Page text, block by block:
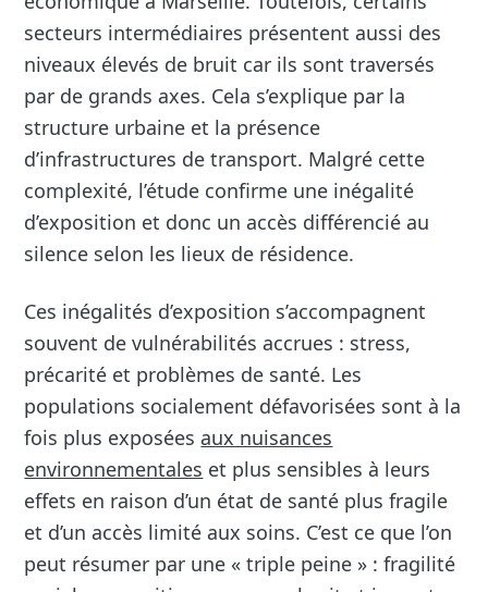
secteurs intermédiaires présentent aussi des
niveaux élevés de bruit car ils sont traversés
par de grands axes. Cela s’explique par la
structure urbaine et la présence
d’infrastructures de transport. Malgré cette
complexité, l’étude confirme une inégalité
d’exposition et donc un accès différencié au
silence selon les lieux de résidence.
Ces inégalités d’exposition s’accompagnent
souvent de vulnérabilités accrues : stress,
précarité et problèmes de santé. Les
populations socialement défavorisées sont à la
fois plus exposées aux nuisances
environnementales et plus sensibles à leurs
effets en raison d’un état de santé plus fragile
et d’un accès limité aux soins. C’est ce que l’on
peut résumer par une « triple peine » : fragilité